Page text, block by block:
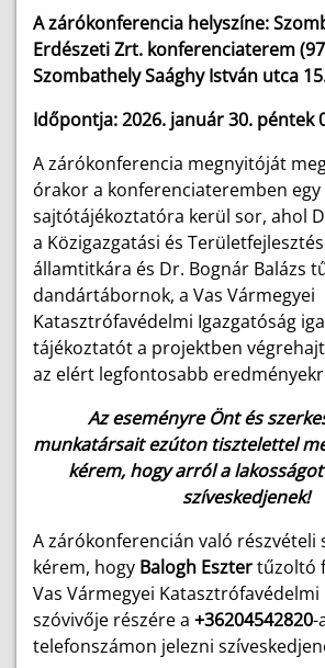
A zárókonferencia helyszíne:
Erdészeti Zrt. konferenciaterem
Szombathely Saághy István utca
Időpontja: 2026. január 30. péntek
A zárókonferencia megnyitóját
órakor a konferenciateremben
sajtótájékoztatóra kerül sor, ahol
a Közigazgatási és
államtitkára és Dr. Bognár Balázs
dandártábornok, a Vas Vármegyei
Katasztrófavédelmi Igazgatóság
tájékoztatót a projektben
az elért legfontosabb
Az eseményre Önt és
munkatársait ezúton tisztelettel
kérem, hogy arról a
szíveskedjenek!
A zárókonferencián való részvételi
kérem, hogy Balogh Esztertűzoltó
Vas Vármegyei Katasztrófavédelmi
szóvivője részére a +36204542820-
telefonszámon jelezni